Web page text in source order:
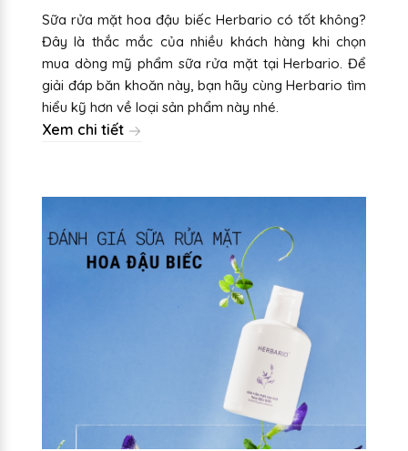
Sữa rửa mặt hoa đậu biếc Herbario có tốt không?
Đây là thắc mắc của nhiều khách hàng khi chọn
mua dòng mỹ phẩm sữa rửa mặt tại Herbario. Để
giải đáp băn khoăn này, bạn hãy cùng Herbario tìm
hiểu kỹ hơn về loại sản phẩm này nhé.
Xem chi tiết